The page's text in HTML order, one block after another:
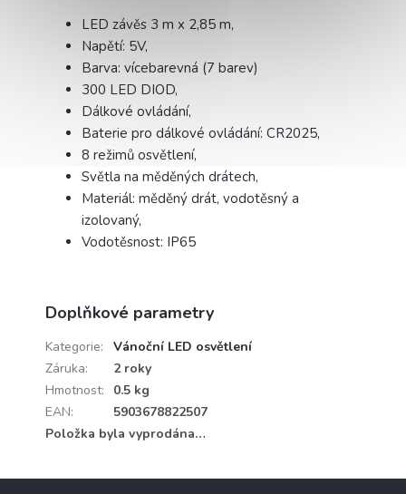
LED závěs 3 m x 2,85 m,
Napětí: 5V,
Barva: vícebarevná (7 barev)
300 LED DIOD,
Dálkové ovládání,
Baterie pro dálkové ovládání: CR2025,
8 režimů osvětlení,
Světla na měděných drátech,
Materiál: měděný drát, vodotěsný a
izolovaný,
Vodotěsnost: IP65
Doplňkové parametry
Kategorie:
Vánoční LED osvětlení
Záruka:
2 roky
Hmotnost:
0.5 kg
EAN:
5903678822507
Položka byla vyprodána…